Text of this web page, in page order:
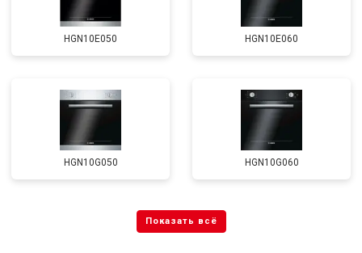
HGN10E050 HGN10E060
HGN10G050 HGN10G060